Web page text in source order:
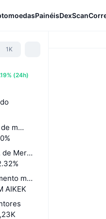
PainéisDexScan
1K
(24h)
mercado (24h)
0%
Mercado
máximo
AIKEK